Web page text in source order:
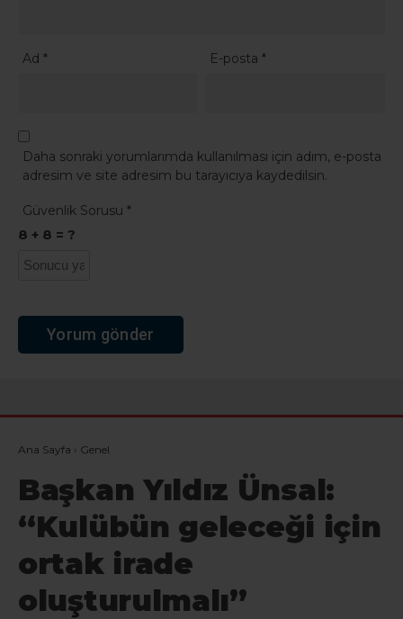
Ad * E-posta*
Daha sonraki yorumlarımda kullanılması için adım, e-posta
adresim ve site adresim bu tarayıcıya kaydedilsin.
Güvenlik Sorusu *
8 + 8 = ?
Ana Sayfa › Genel
Başkan Yıldız Ünsal:
“Kulübün geleceği için
ortak irade
oluşturulmalı”